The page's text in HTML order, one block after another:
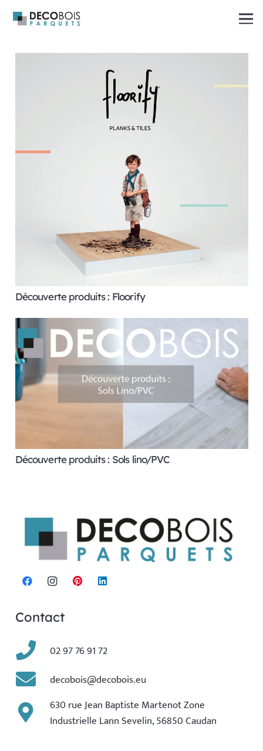
Découverte produits : Floorify
Découverte produits : Sols lino/PVC
Contact
02 97 76 91 72
decobois@decobois.eu
630 rue Jean Baptiste Martenot Zone
Industrielle Lann Sevelin, 56850 Caudan